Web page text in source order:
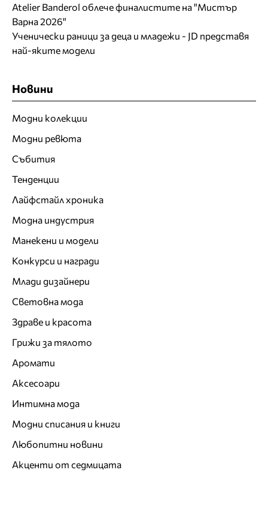
Atelier Banderol облече финалистите на "Мистър
Варна 2026"
Ученически раници за деца и младежи - JD представя
най-яките модели
Новини
Модни колекции
Модни ревюта
Събития
Тенденции
Лайфстайл хроника
Модна индустрия
Манекени и модели
Конкурси и награди
Млади дизайнери
Световна мода
Здраве и красота
Грижи за тялото
Аромати
Аксесоари
Интимна мода
Модни списания и книги
Любопитни новини
Акценти от седмицата